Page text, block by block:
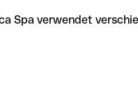
Spa verwendet